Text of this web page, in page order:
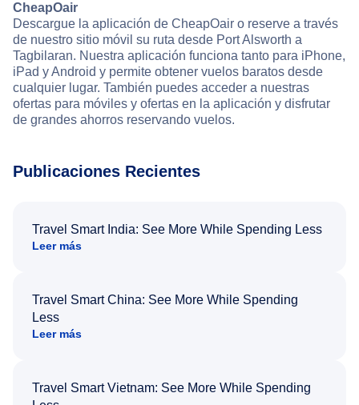
CheapOair
Descargue la aplicación de CheapOair o reserve a través
de nuestro sitio móvil su ruta desde Port Alsworth a
Tagbilaran. Nuestra aplicación funciona tanto para iPhone,
iPad y Android y permite obtener vuelos baratos desde
cualquier lugar. También puedes acceder a nuestras
ofertas para móviles y ofertas en la aplicación y disfrutar
de grandes ahorros reservando vuelos.
Publicaciones Recientes
Travel Smart India: See More While Spending Less
Leer más
Travel Smart China: See More While Spending
Less
Leer más
Travel Smart Vietnam: See More While Spending